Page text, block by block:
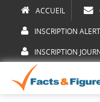
ACCUEIL
INSCRIPTION
INSCRIPTION